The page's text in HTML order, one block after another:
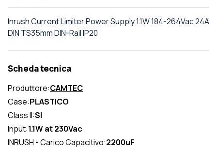
Inrush Current Limiter Power Supply 1.1W 184-264Vac 24A
DIN TS35mm DIN-Rail IP20
Scheda tecnica
Produttore:CAMTEC
Case:PLASTICO
Class II:SI
Input:1.1W at 230Vac
INRUSH - Carico Capacitivo:2200uF